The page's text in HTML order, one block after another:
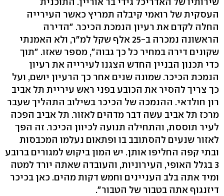
העסקית של רואמי קיבלה תמריץ כאשר העירייה
החלה לקדם את רעיון הנמכת הכיכר. "הדירה
הראשונה נמכרה ב-25 אלף שקל למ"ר, ולא האמנתי
שקונים דירה במחיר כל כך גבוה", מספר שאזו. "תוך
כדי תכנון הבניין החדש הצגנו לעירייה את רעיון
הנמכת הכיכר. שמונה שנים אחר כך הרעיון יושם, ועל
כך צריך להסיר את הכובע בפני ראש עיריית תל אביב
רון חולדאי. ההנמכה של הכיכר בשילוב התהליך שעבר
מרכז תל אביב עשה דבר מדהים לאזור. תל אביב הפכה
לעיר תוססת, והתחילה תנועה לכיוון הכיכר. זה הפך
לאזור שנעים להסתובב בו ופתאום נעלמו המכבסות
ובתי קפה החליפו אותן. יש המון ביקוש למגורים ברובע
3 בגלל האופי, העירוניות, והעובדה שאתה יורד למטה
ומיד אתה בלב העניינים וחמש דקות מהים. כאן בכיכר
דיזנגוף אתה בטבור של הטבור".